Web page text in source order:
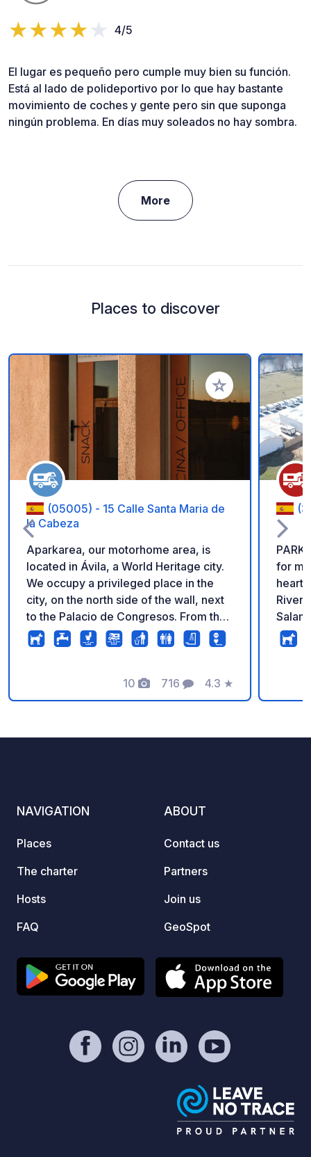
4/5
El lugar es pequeño pero cumple muy bien su función.
Está al lado de polideportivo por lo que hay bastante
movimiento de coches y gente pero sin que suponga
ningún problema. En días muy soleados no hay sombra.
More
Places to discover
Add to your
(05005) - 15 Calle Santa Maria de
la Cabeza
Aparkarea, our motorhome area, is
located in Ávila, a World Heritage city.
We occupy a privileged place in the
city, on the north side of the wall, next
to the Palacio de Congresos. From the
car park, you can enjoy one of the most
fascinating views of the wall. Our car
necessary amenities to make your stay
unforgettable.
10
Photos
716
Comments
4.3
Rating
★
for
heart
River,
filling
NAVIGATION
Places
The charter
Hosts
FAQ
ABOUT
Contact us
Partners
Join us
GeoSpot